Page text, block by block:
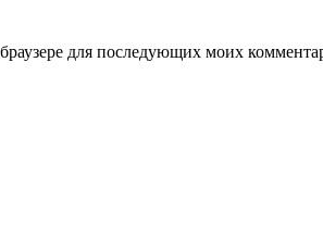
для последующих моих